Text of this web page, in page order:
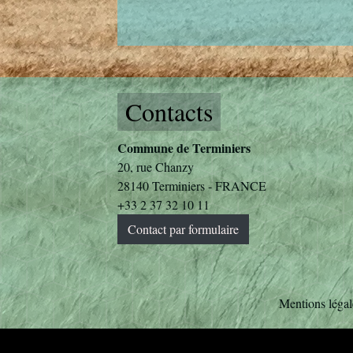
Contacts
Commune de Terminiers
20, rue Chanzy
28140 Terminiers - FRANCE
+33 2 37 32 10 11
Contact par formulaire
Mentions